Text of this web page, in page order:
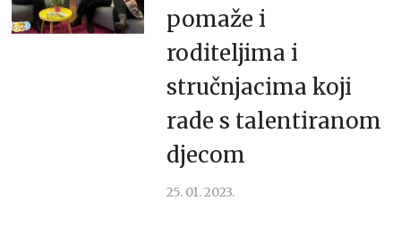
pomaže i
roditeljima i
stručnjacima koji
rade s talentiranom
djecom
25. 01. 2023.